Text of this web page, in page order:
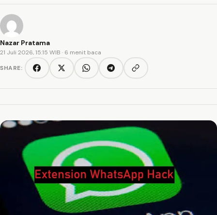
Nazar Pratama
21 Juli 2026, 15:15 WIB · 6 menit baca
SHARE:
FacebookTwitter/XWhatsAppTelegramCopy link